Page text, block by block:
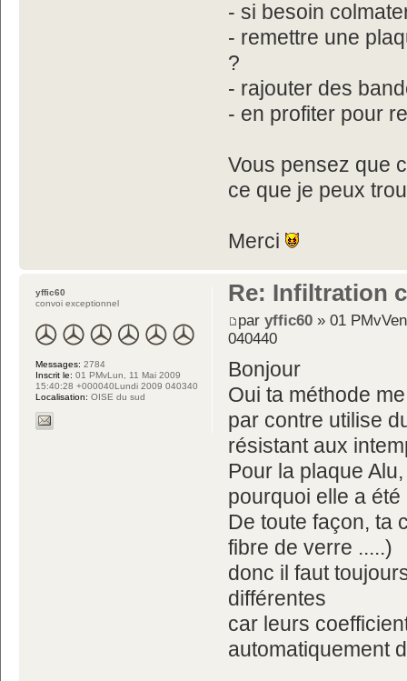
- si besoin
- remettre une
?
- rajouter des
- en profiter pour
Vous pensez que
ce que je peux
Merci
Re: Infiltration
paryffic60 » 01
040440
Bonjour
Oui ta méthode
par contre utilise
résistant aux
Pour la plaque
pourquoi elle a
De toute façon, ta
fibre de verre .....)
donc il faut
différentes
car leurs
automatiquement
yffic60
convoi exceptionnel
Messages: 2784
Inscrit le: 01 PMvLun, 11 Mai 2009
15:40:28 +000040Lundi 2009 040340
Localisation: OISE du sud